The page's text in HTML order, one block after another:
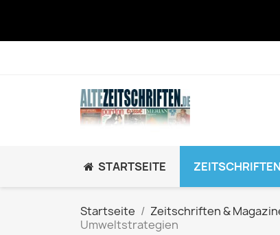
STARTSEITE ZEITSCHRIFTEN
Startseite Zeitschriften &
Umweltstrategien